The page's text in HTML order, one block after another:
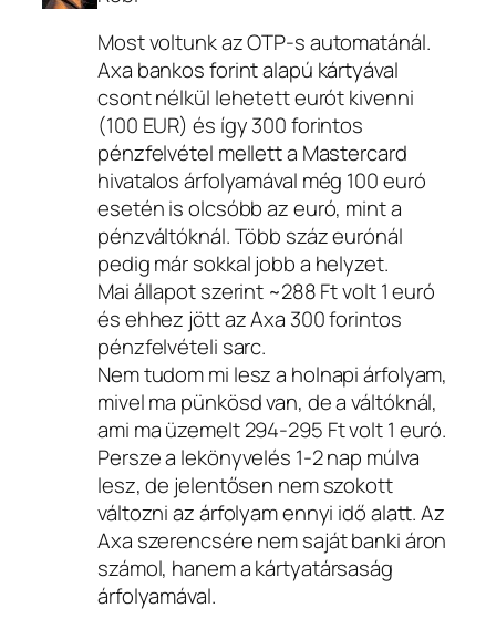
Most voltunk az OTP-s automatánál.
Axa bankos forint alapú kártyával
csont nélkül lehetett eurót kivenni
(100 EUR) és így 300 forintos
pénzfelvétel mellett a Mastercard
hivatalos árfolyamával még 100 euró
esetén is olcsóbb az euró, mint a
pénzváltóknál. Több száz eurónál
pedig már sokkal jobb a helyzet.
Mai állapot szerint ~288 Ft volt 1 euró
és ehhez jött az Axa 300 forintos
pénzfelvételi sarc.
Nem tudom mi lesz a holnapi árfolyam,
mivel ma pünkösd van, de a váltóknál,
ami ma üzemelt 294-295 Ft volt 1 euró.
Persze a lekönyvelés 1-2 nap múlva
lesz, de jelentősen nem szokott
változni az árfolyam ennyi idő alatt. Az
Axa szerencsére nem saját banki áron
számol, hanem a kártyatársaság
árfolyamával.